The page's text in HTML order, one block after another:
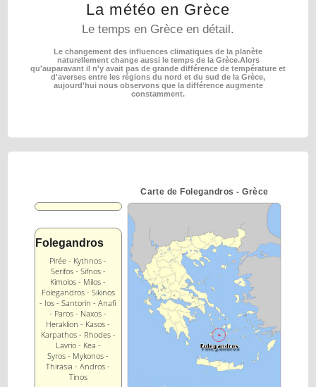
La météo en Grèce
Le temps en Grèce en détail.
Le changement des influences climatiques de la planète
naturellement change aussi le temps de la Grèce.Alors
qu'auparavant il n'y avait pas de grande différence de température et
d'averses entre les régions du nord et du sud de la Grèce,
aujourd'hui nous observons que la différence augmente
constamment.
Folegandros
Pirée - Kythnos -
Serifos - Sifnos -
Kimolos - Milos -
Folegandros - Sikinos
- Ios - Santorin - Anafi
- Paros - Naxos -
Heraklion - Kasos -
Karpathos - Rhodes -
Lavrio - Kea -
Syros - Mykonos -
Thirasia - Andros -
Tinos
Carte de Folegandros - Grèce